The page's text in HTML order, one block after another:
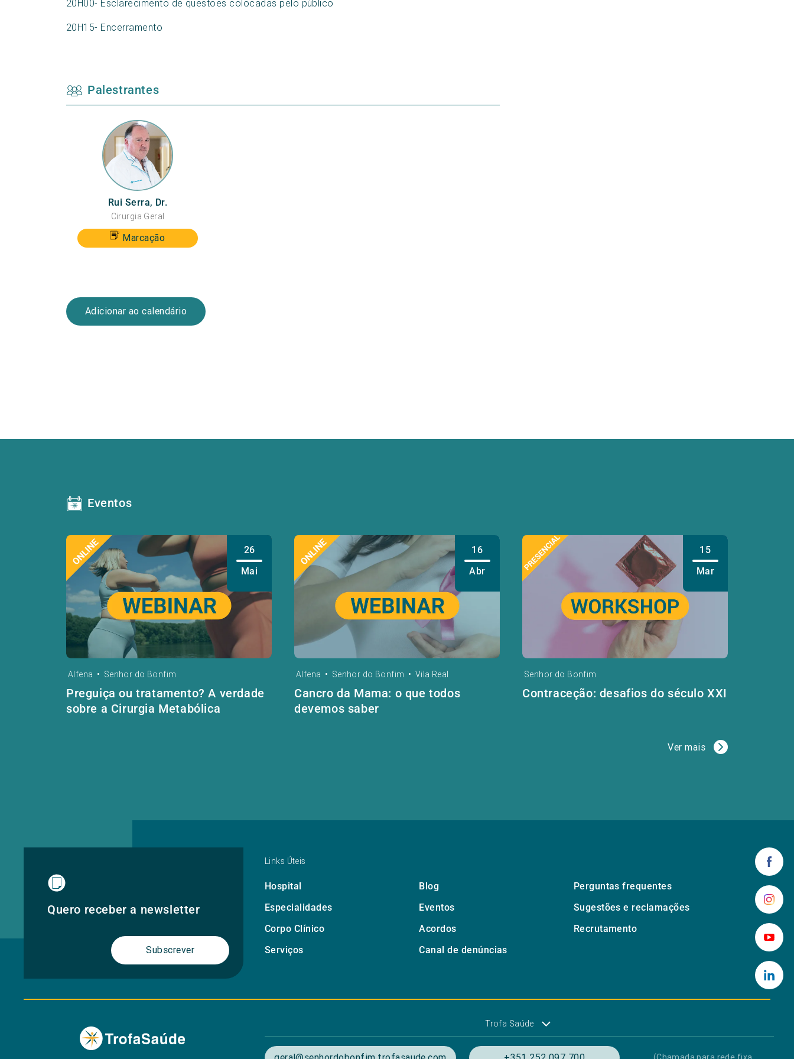
20H00- Esclarecimento de questões colocadas pelo público
20H15- Encerramento
Palestrantes
Rui Serra, Dr.
Cirurgia Geral
Marcação
Adicionar ao calendário
Eventos
26
Mai
Alfena • Senhor do Bonfim
Preguiça ou tratamento? A verdade
sobre a Cirurgia Metabólica
16
Abr
Alfena • Senhor do Bonfim • Vila Real
Cancro da Mama: o que todos
devemos saber
15
Mar
Senhor do Bonfim
Contraceção: desafios do século XXI
Ver mais
Quero receber a newsletter
Subscrever
Links Úteis
Hospital Blog
Perguntas frequentes
Especialidades
Eventos
Sugestões e reclamações
Corpo Clínico
Acordos
Recrutamento
Serviços
Canal de denúncias
Trofa Saúde